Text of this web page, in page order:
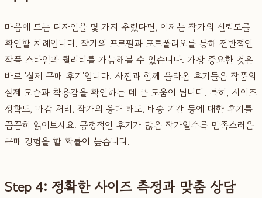
마음에 드는 디자인을 몇 가지 추렸다면, 이제는 작가의 신뢰도를
확인할 차례입니다. 작가의 프로필과 포트폴리오를 통해 전반적인
작품 스타일과 퀄리티를 가늠해볼 수 있습니다. 가장 중요한 것은
바로 '실제 구매 후기'입니다. 사진과 함께 올라온 후기들은 작품의
실제 모습과 착용감을 확인하는 데 큰 도움이 됩니다. 특히, 사이즈
정확도, 마감 처리, 작가의 응대 태도, 배송 기간 등에 대한 후기를
꼼꼼히 읽어보세요. 긍정적인 후기가 많은 작가일수록 만족스러운
구매 경험을 할 확률이 높습니다.
Step 4: 정확한 사이즈 측정과 맞춤 상담